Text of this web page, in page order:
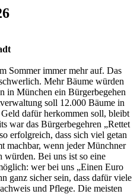
Sommer immer mehr auf. Das
Mehr Bäume würden
in München ein Bürgerbegehen
soll 12.000 Bäume in
dafür herkommen soll, bleibt
war das Bürgerbegehren „Rettet
erfolgreich, dass sich viel getan
machbar, wenn jeder Münchner
würden. Bei uns ist so eine
wer bei uns „Einen Euro
ganz sicher sein, dass dafür viele
und Pflege. Die meisten